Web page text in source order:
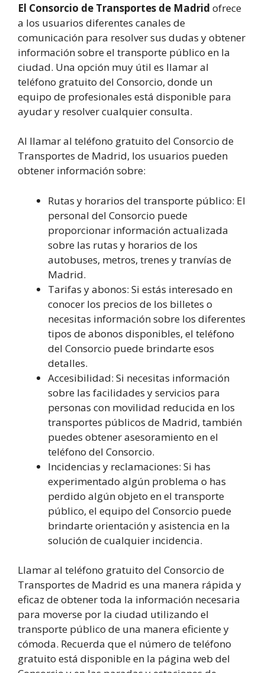
El Consorcio de Transportes de Madrid ofrece
a los usuarios diferentes canales de
comunicación para resolver sus dudas y obtener
información sobre el transporte público en la
ciudad. Una opción muy útil es llamar al
teléfono gratuito del Consorcio, donde un
equipo de profesionales está disponible para
ayudar y resolver cualquier consulta.
Al llamar al teléfono gratuito del Consorcio de
Transportes de Madrid, los usuarios pueden
obtener información sobre:
Rutas y horarios del transporte público: El
personal del Consorcio puede
proporcionar información actualizada
sobre las rutas y horarios de los
autobuses, metros, trenes y tranvías de
Madrid.
Tarifas y abonos: Si estás interesado en
conocer los precios de los billetes o
necesitas información sobre los diferentes
tipos de abonos disponibles, el teléfono
del Consorcio puede brindarte esos
detalles.
Accesibilidad: Si necesitas información
sobre las facilidades y servicios para
personas con movilidad reducida en los
transportes públicos de Madrid, también
puedes obtener asesoramiento en el
teléfono del Consorcio.
Incidencias y reclamaciones: Si has
experimentado algún problema o has
perdido algún objeto en el transporte
público, el equipo del Consorcio puede
brindarte orientación y asistencia en la
solución de cualquier incidencia.
Llamar al teléfono gratuito del Consorcio de
Transportes de Madrid es una manera rápida y
eficaz de obtener toda la información necesaria
para moverse por la ciudad utilizando el
transporte público de una manera eficiente y
cómoda. Recuerda que el número de teléfono
gratuito está disponible en la página web del